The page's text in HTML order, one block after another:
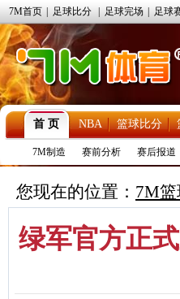
7M首页 足球比分 足球完场 足球
首 页 NBA 篮球比分
7M制造 赛前分析 赛后报道
您现在的位置： 7M
绿军官方正